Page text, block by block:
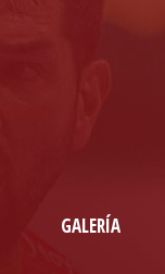
GALERÍA